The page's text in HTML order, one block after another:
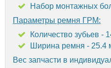
Набор монтажных
Параметры ремня ГРМ:
Количество зубьев -
Ширина ремня - 25.4
Вес запчасти в